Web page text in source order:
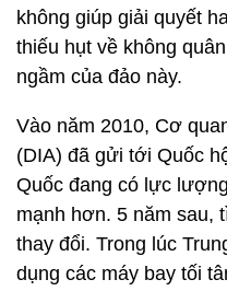
không giúp giải quyết
thiếu hụt về không
ngầm của đảo này.
Vào năm 2010, Cơ
(DIA) đã gửi tới Quốc
Quốc đang có lực
mạnh hơn. 5 năm sau,
thay đổi. Trong lúc
dụng các máy bay tối